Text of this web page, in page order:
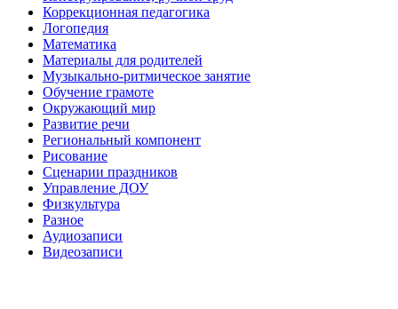
Коррекционная педагогика
Логопедия
Математика
Материалы для родителей
Музыкально-ритмическое занятие
Обучение грамоте
Окружающий мир
Развитие речи
Региональный компонент
Рисование
Сценарии праздников
Управление ДОУ
Физкультура
Разное
Аудиозаписи
Видеозаписи